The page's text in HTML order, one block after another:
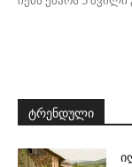
ტრენდული